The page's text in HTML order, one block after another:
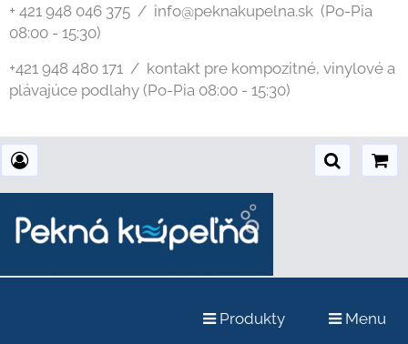
+ 421 948 046 375 / info@peknakupelna.sk (Po-Pia
08:00 - 15:30)
+421 948 480 171 / kontakt pre kompozitné, vinylové a
plávajúce podlahy (Po-Pia 08:00 - 15:30)
Produkty Menu